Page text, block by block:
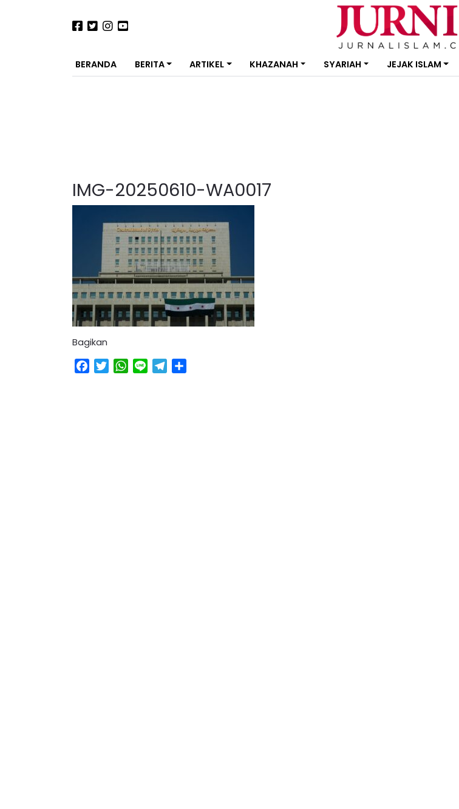
BERANDA BERITA ARTIKEL KHAZANAH SYARIAH JEJAK ISLAM
IMG-20250610-WA0017
Bagikan
Facebook
TwitterWhatsApp
Line Telegram